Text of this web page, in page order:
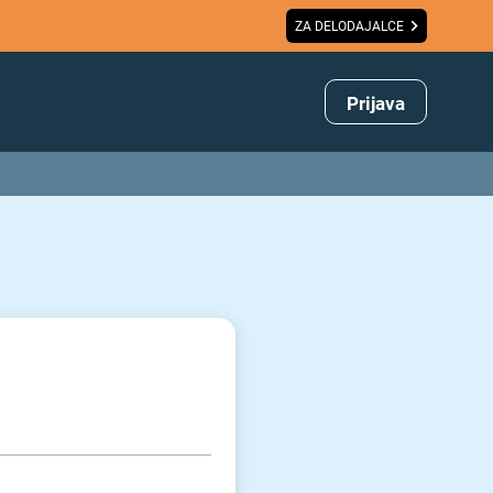
ZA DELODAJALCE
Prijava